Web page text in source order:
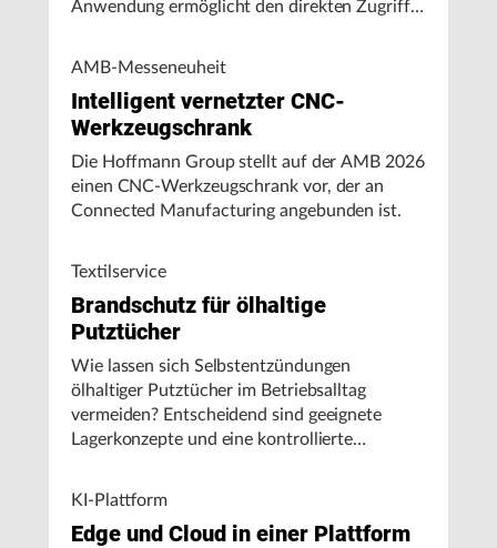
Anwendung ermöglicht den direkten Zugriff
Energieverbrauch.
AMB-Messeneuheit
Intelligent vernetzter CNC-
Werkzeugschrank
Die Hoffmann Group stellt auf der AMB 2026
einen CNC-Werkzeugschrank vor, der an
Connected Manufacturing angebunden ist.
Textilservice
Brandschutz für ölhaltige
Putztücher
Wie lassen sich Selbstentzündungen
ölhaltiger Putztücher im Betriebsalltag
vermeiden? Entscheidend sind geeignete
Lagerkonzepte und eine kontrollierte
KI-Plattform
Edge und Cloud in einer Plattform